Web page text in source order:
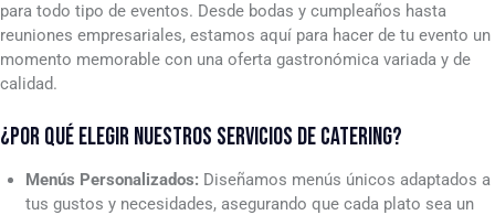
para todo tipo de eventos. Desde bodas y cumpleaños hasta
reuniones empresariales, estamos aquí para hacer de tu evento un
momento memorable con una oferta gastronómica variada y de
calidad.
¿POR QUÉ ELEGIR NUESTROS SERVICIOS DE CATERING?
Menús Personalizados: Diseñamos menús únicos adaptados a
tus gustos y necesidades, asegurando que cada plato sea un